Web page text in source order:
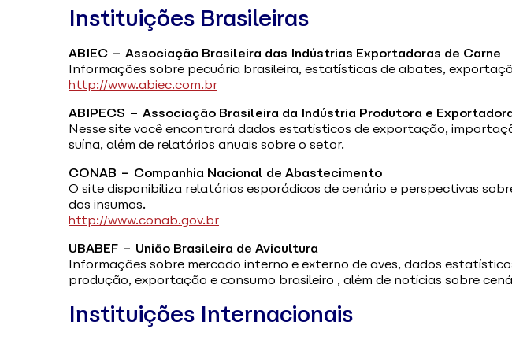
Instituições Brasileiras
ABIEC – Associação Brasileira das Indústrias Exportadoras de Carne
Informações sobre pecuária brasileira, estatísticas de abates,
http://www.abiec.com.br
ABIPECS – Associação Brasileira da Indústria Produtora e
Nesse site você encontrará dados estatísticos de exportação,
suína, além de relatórios anuais sobre o setor.
CONAB – Companhia Nacional de Abastecimento
O site disponibiliza relatórios esporádicos de cenário e perspectivas
dos insumos.
http://www.conab.gov.br
UBABEF – União Brasileira de Avicultura
Informações sobre mercado interno e externo de aves, dados
produção, exportação e consumo brasileiro , além de notícias sobre
Instituições Internacionais